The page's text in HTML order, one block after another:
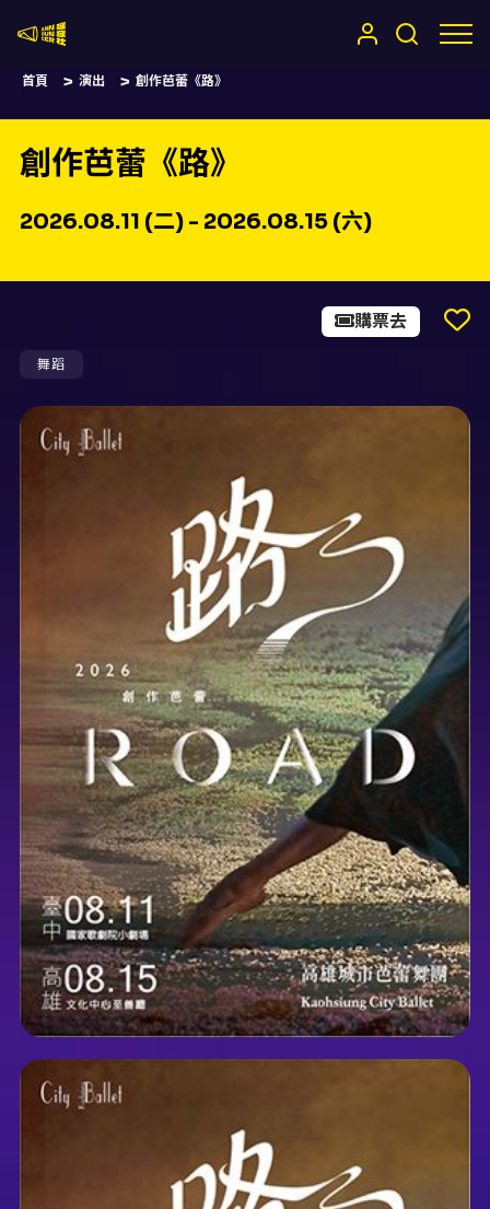
首頁 演出 創作芭蕾《路》
創作芭蕾《路》
2026.08.11 (二) - 2026.08.15 (六)
舞蹈
購票去